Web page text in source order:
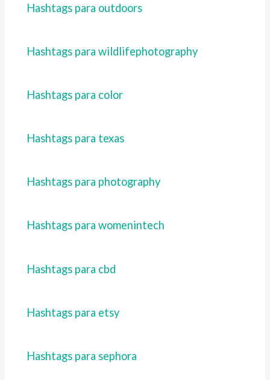
Hashtags para outdoors
Hashtags para wildlifephotography
Hashtags para color
Hashtags para texas
Hashtags para photography
Hashtags para womenintech
Hashtags para cbd
Hashtags para etsy
Hashtags para sephora